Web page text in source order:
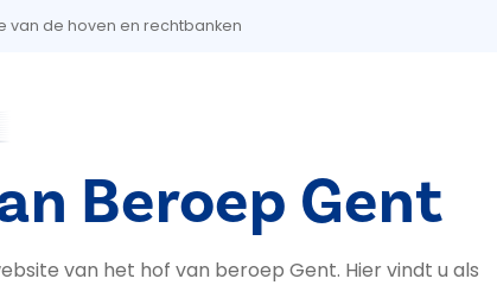
van de hoven en rechtbanken
Beroep Gent
van het hof van beroep Gent. Hier vindt u als